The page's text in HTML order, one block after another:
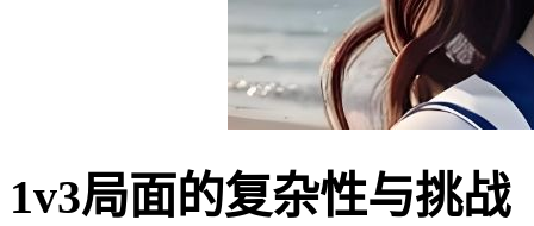
1v3局面的复杂性与挑战